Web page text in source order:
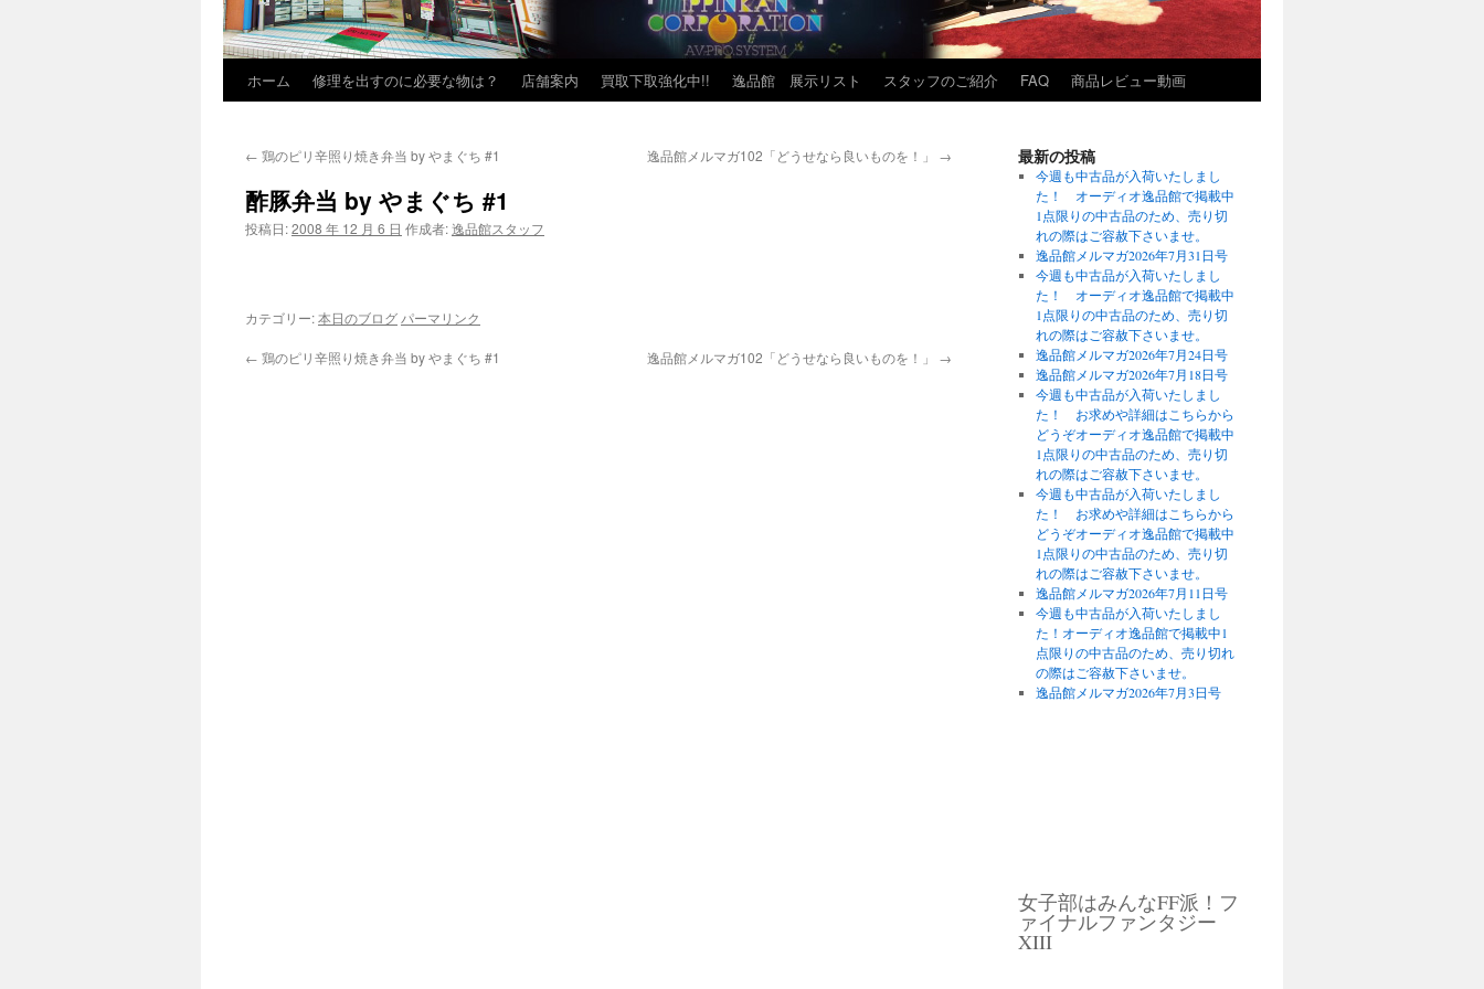
ホーム 修理を出すのに必要な物は？ 店舗案内 買取下取強化中!! 逸品館 展示リスト スタッフのご紹介 FAQ 商品レビュー動画
← 鶏のピリ辛照り焼き弁当 by やまぐち #1 逸品館メルマガ102「どうせなら良いものを！」 →
酢豚弁当 by やまぐち #1
投稿日:2008 年 12 月 6 日 作成者:逸品館スタッフ
カテゴリー:本日のブログ パーマリンク
← 鶏のピリ辛照り焼き弁当 by やまぐち #1 逸品館メルマガ102「どうせなら良いものを！」 →
最新の投稿
今週も中古品が入荷いたしまし
た！ オーディオ逸品館で掲載中
1点限りの中古品のため、売り切
れの際はご容赦下さいませ。
逸品館メルマガ2026年7月31日号
今週も中古品が入荷いたしまし
た！ オーディオ逸品館で掲載中
1点限りの中古品のため、売り切
れの際はご容赦下さいませ。
逸品館メルマガ2026年7月24日号
逸品館メルマガ2026年7月18日号
今週も中古品が入荷いたしまし
た！ お求めや詳細はこちらから
どうぞオーディオ逸品館で掲載中
1点限りの中古品のため、売り切
れの際はご容赦下さいませ。
今週も中古品が入荷いたしまし
た！ お求めや詳細はこちらから
どうぞオーディオ逸品館で掲載中
1点限りの中古品のため、売り切
れの際はご容赦下さいませ。
逸品館メルマガ2026年7月11日号
今週も中古品が入荷いたしまし
た！オーディオ逸品館で掲載中1
点限りの中古品のため、売り切れ
の際はご容赦下さいませ。
逸品館メルマガ2026年7月3日号
女子部はみんなFF派！フ
ァイナルファンタジー
XIII